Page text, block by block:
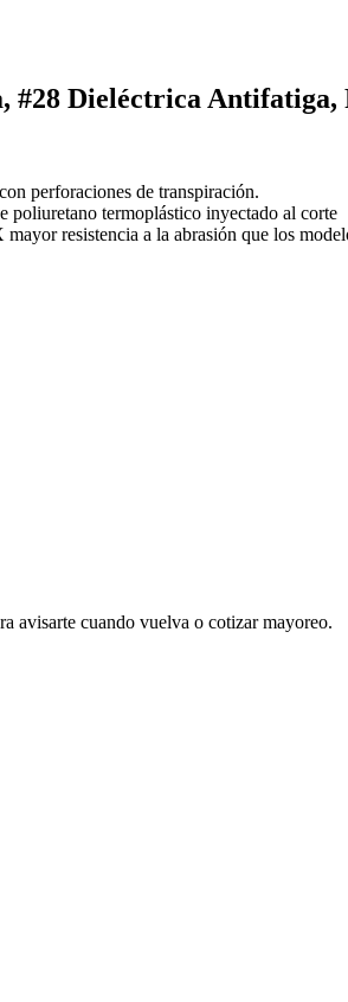
#28 Dieléctrica
perforaciones de transpiración.
poliuretano termoplástico inyectado al corte
mayor resistencia a la abrasión que los
avisarte cuando vuelva o cotizar mayoreo.